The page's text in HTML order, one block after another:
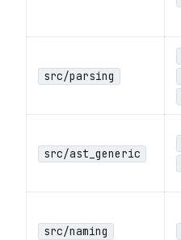
src/parsing
src/ast_generic
src/naming